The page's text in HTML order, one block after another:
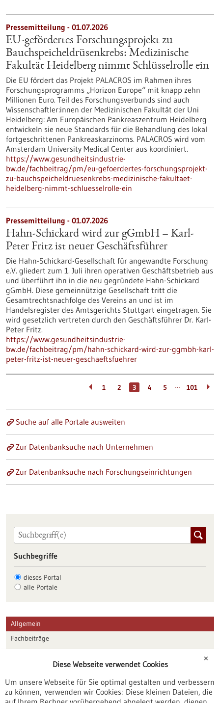
Pressemitteilung - 01.07.2026
EU-gefördertes Forschungsprojekt zu
Bauchspeicheldrüsenkrebs: Medizinische
Fakultät Heidelberg nimmt Schlüsselrolle ein
Die EU fördert das Projekt PALACROS im Rahmen ihres
Forschungsprogramms „Horizon Europe“ mit knapp zehn
Millionen Euro. Teil des Forschungsverbunds sind auch
Wissenschaftler:innen der Medizinischen Fakultät der Uni
Heidelberg: Am Europäischen Pankreaszentrum Heidelberg
entwickeln sie neue Standards für die Behandlung des lokal
fortgeschrittenen Pankreaskarzinoms. PALACROS wird vom
Amsterdam University Medical Center aus koordiniert.
https://www.gesundheitsindustrie-
bw.de/fachbeitrag/pm/eu-gefoerdertes-forschungsprojekt-
zu-bauchspeicheldruesenkrebs-medizinische-fakultaet-
heidelberg-nimmt-schluesselrolle-ein
Pressemitteilung - 01.07.2026
Hahn-Schickard wird zur gGmbH – Karl-
Peter Fritz ist neuer Geschäftsführer
Die Hahn-Schickard-Gesellschaft für angewandte Forschung
e.V. gliedert zum 1. Juli ihren operativen Geschäftsbetrieb aus
und überführt ihn in die neu gegründete Hahn-Schickard
gGmbH. Diese gemeinnützige Gesellschaft tritt die
Gesamtrechtsnachfolge des Vereins an und ist im
Handelsregister des Amtsgerichts Stuttgart eingetragen. Sie
wird gesetzlich vertreten durch den Geschäftsführer Dr. Karl-
Peter Fritz.
https://www.gesundheitsindustrie-
bw.de/fachbeitrag/pm/hahn-schickard-wird-zur-ggmbh-karl-
peter-fritz-ist-neuer-geschaeftsfuehrer
1 2 3 4 5 … 101
Suche auf alle Portale ausweiten
Zur Datenbanksuche nach Unternehmen
Zur Datenbanksuche nach Forschungseinrichtungen
Suchbegriffe
dieses Portal
alle Portale
Allgemein
Fachbeiträge
Veranstaltungen
Erscheinungsdatum
✕
Diese Webseite verwendet Cookies
Um unsere Webseite für Sie optimal gestalten und verbessern
zu können, verwenden wir Cookies: Diese kleinen Dateien, die